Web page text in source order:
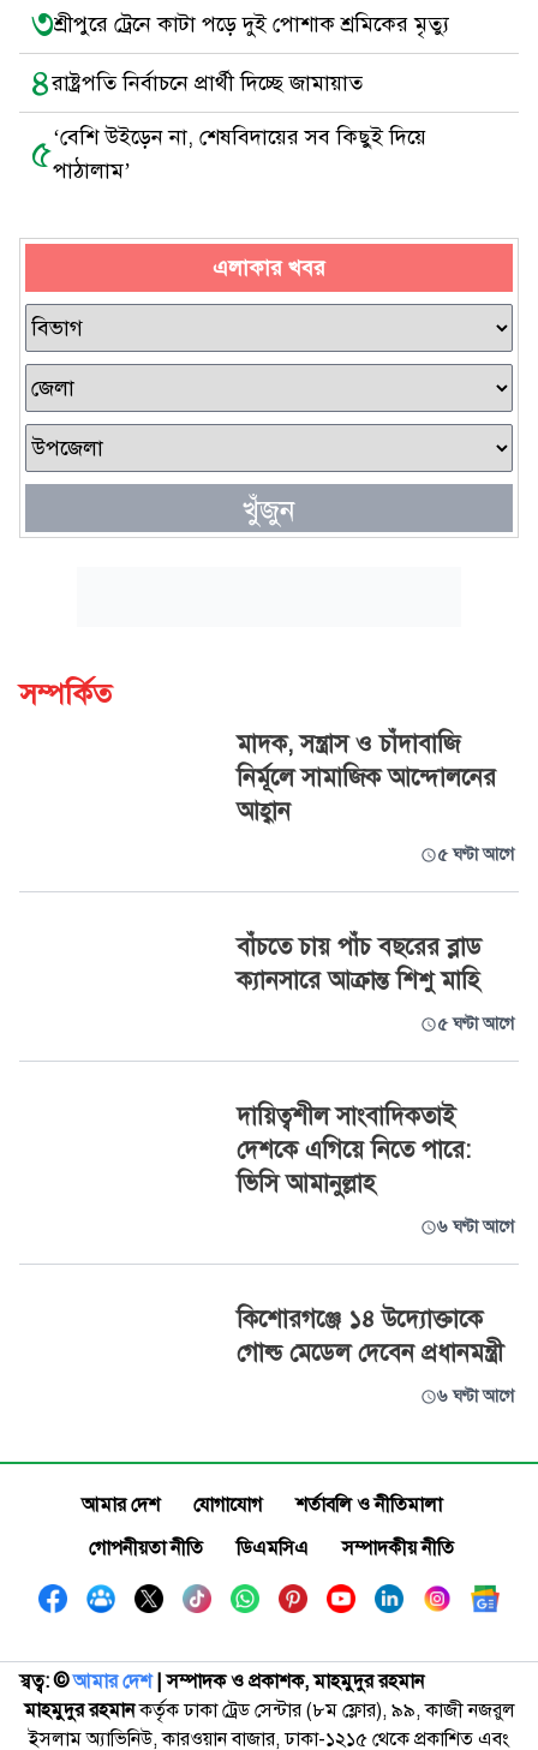
৩শ্রীপুরে ট্রেনে কাটা পড়ে দুই পোশাক শ্রমিকের মৃত্যু
৪রাষ্ট্রপতি নির্বাচনে প্রার্থী দিচ্ছে জামায়াত
৫‘বেশি উইড়েন না, শেষবিদায়ের সব কিছুই দিয়ে
পাঠালাম’
এলাকার খবর
খুঁজুন
সম্পর্কিত
মাদক, সন্ত্রাস ও চাঁদাবাজি
নির্মূলে সামাজিক আন্দোলনের
আহ্বান
৫ ঘণ্টা আগে
বাঁচতে চায় পাঁচ বছরের ব্লাড
ক্যানসারে আক্রান্ত শিশু মাহি
৫ ঘণ্টা আগে
দায়িত্বশীল সাংবাদিকতাই
দেশকে এগিয়ে নিতে পারে:
ভিসি আমানুল্লাহ
৬ ঘণ্টা আগে
কিশোরগঞ্জে ১৪ উদ্যোক্তাকে
গোল্ড মেডেল দেবেন প্রধানমন্ত্রী
৬ ঘণ্টা আগে
আমার দেশ যোগাযোগ
শর্তাবলি ও নীতিমালা
গোপনীয়তা নীতি
ডিএমসিএ সম্পাদকীয় নীতি
স্বত্ব: ©️আমার দেশ| সম্পাদক ও প্রকাশক, মাহমুদুর রহমান
মাহমুদুর রহমানকর্তৃক ঢাকা ট্রেড সেন্টার (৮ম ফ্লোর), ৯৯, কাজী নজরুল
ইসলাম অ্যাভিনিউ, কারওয়ান বাজার, ঢাকা-১২১৫ থেকে প্রকাশিত এবং